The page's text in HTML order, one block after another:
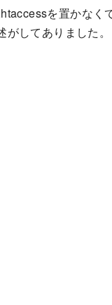
を置かなく
してありました。